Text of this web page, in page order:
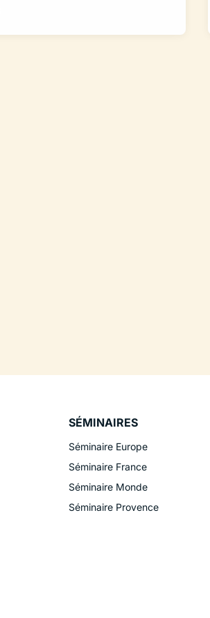
SÉMINAIRES
Séminaire Europe
Séminaire France
Séminaire Monde
Séminaire Provence